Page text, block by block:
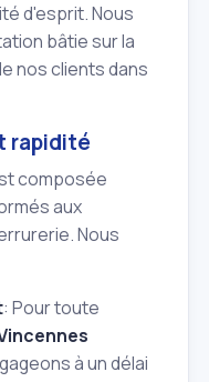
d'esprit. Nous
bâtie sur la
nos clients dans
rapidité
composée
aux
Nous
: Pour toute
à un délai